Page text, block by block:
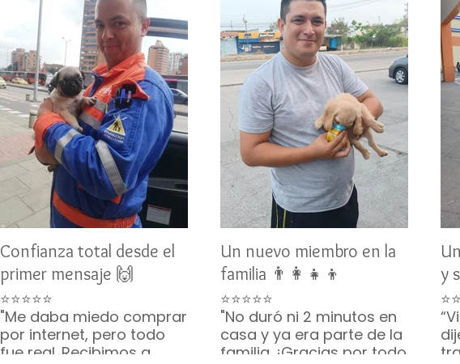
Confianza total desde el
primer mensaje 🙌
⭐⭐⭐⭐⭐
"Me daba miedo comprar
por internet, pero todo
fue real. Recibimos a
Un nuevo miembro en la
familia 👨‍👩‍👧‍👦
⭐⭐⭐⭐⭐
"No duró ni 2 minutos en
casa y ya era parte de la
familia. ¡Gracias por todo
y